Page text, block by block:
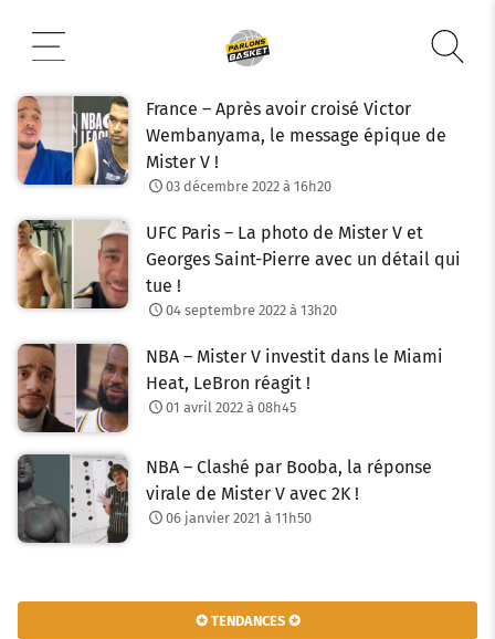
contenu
France – Après avoir croisé Victor
Wembanyama, le message épique de
Mister V !
03 décembre 2022 à 16h20
UFC Paris – La photo de Mister V et
Georges Saint-Pierre avec un détail qui
tue !
04 septembre 2022 à 13h20
NBA – Mister V investit dans le Miami
Heat, LeBron réagit !
01 avril 2022 à 08h45
NBA – Clashé par Booba, la réponse
virale de Mister V avec 2K !
06 janvier 2021 à 11h50
✪ TENDANCES ✪